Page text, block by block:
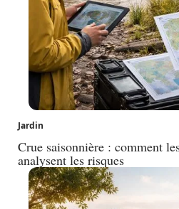
Jardin
Crue saisonnière : comment
analysent les risques